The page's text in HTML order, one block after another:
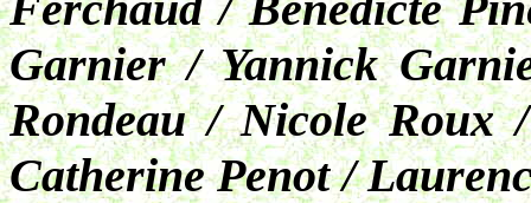
Garnier / Yannick
Rondeau / Nicole Roux
Catherine Penot /